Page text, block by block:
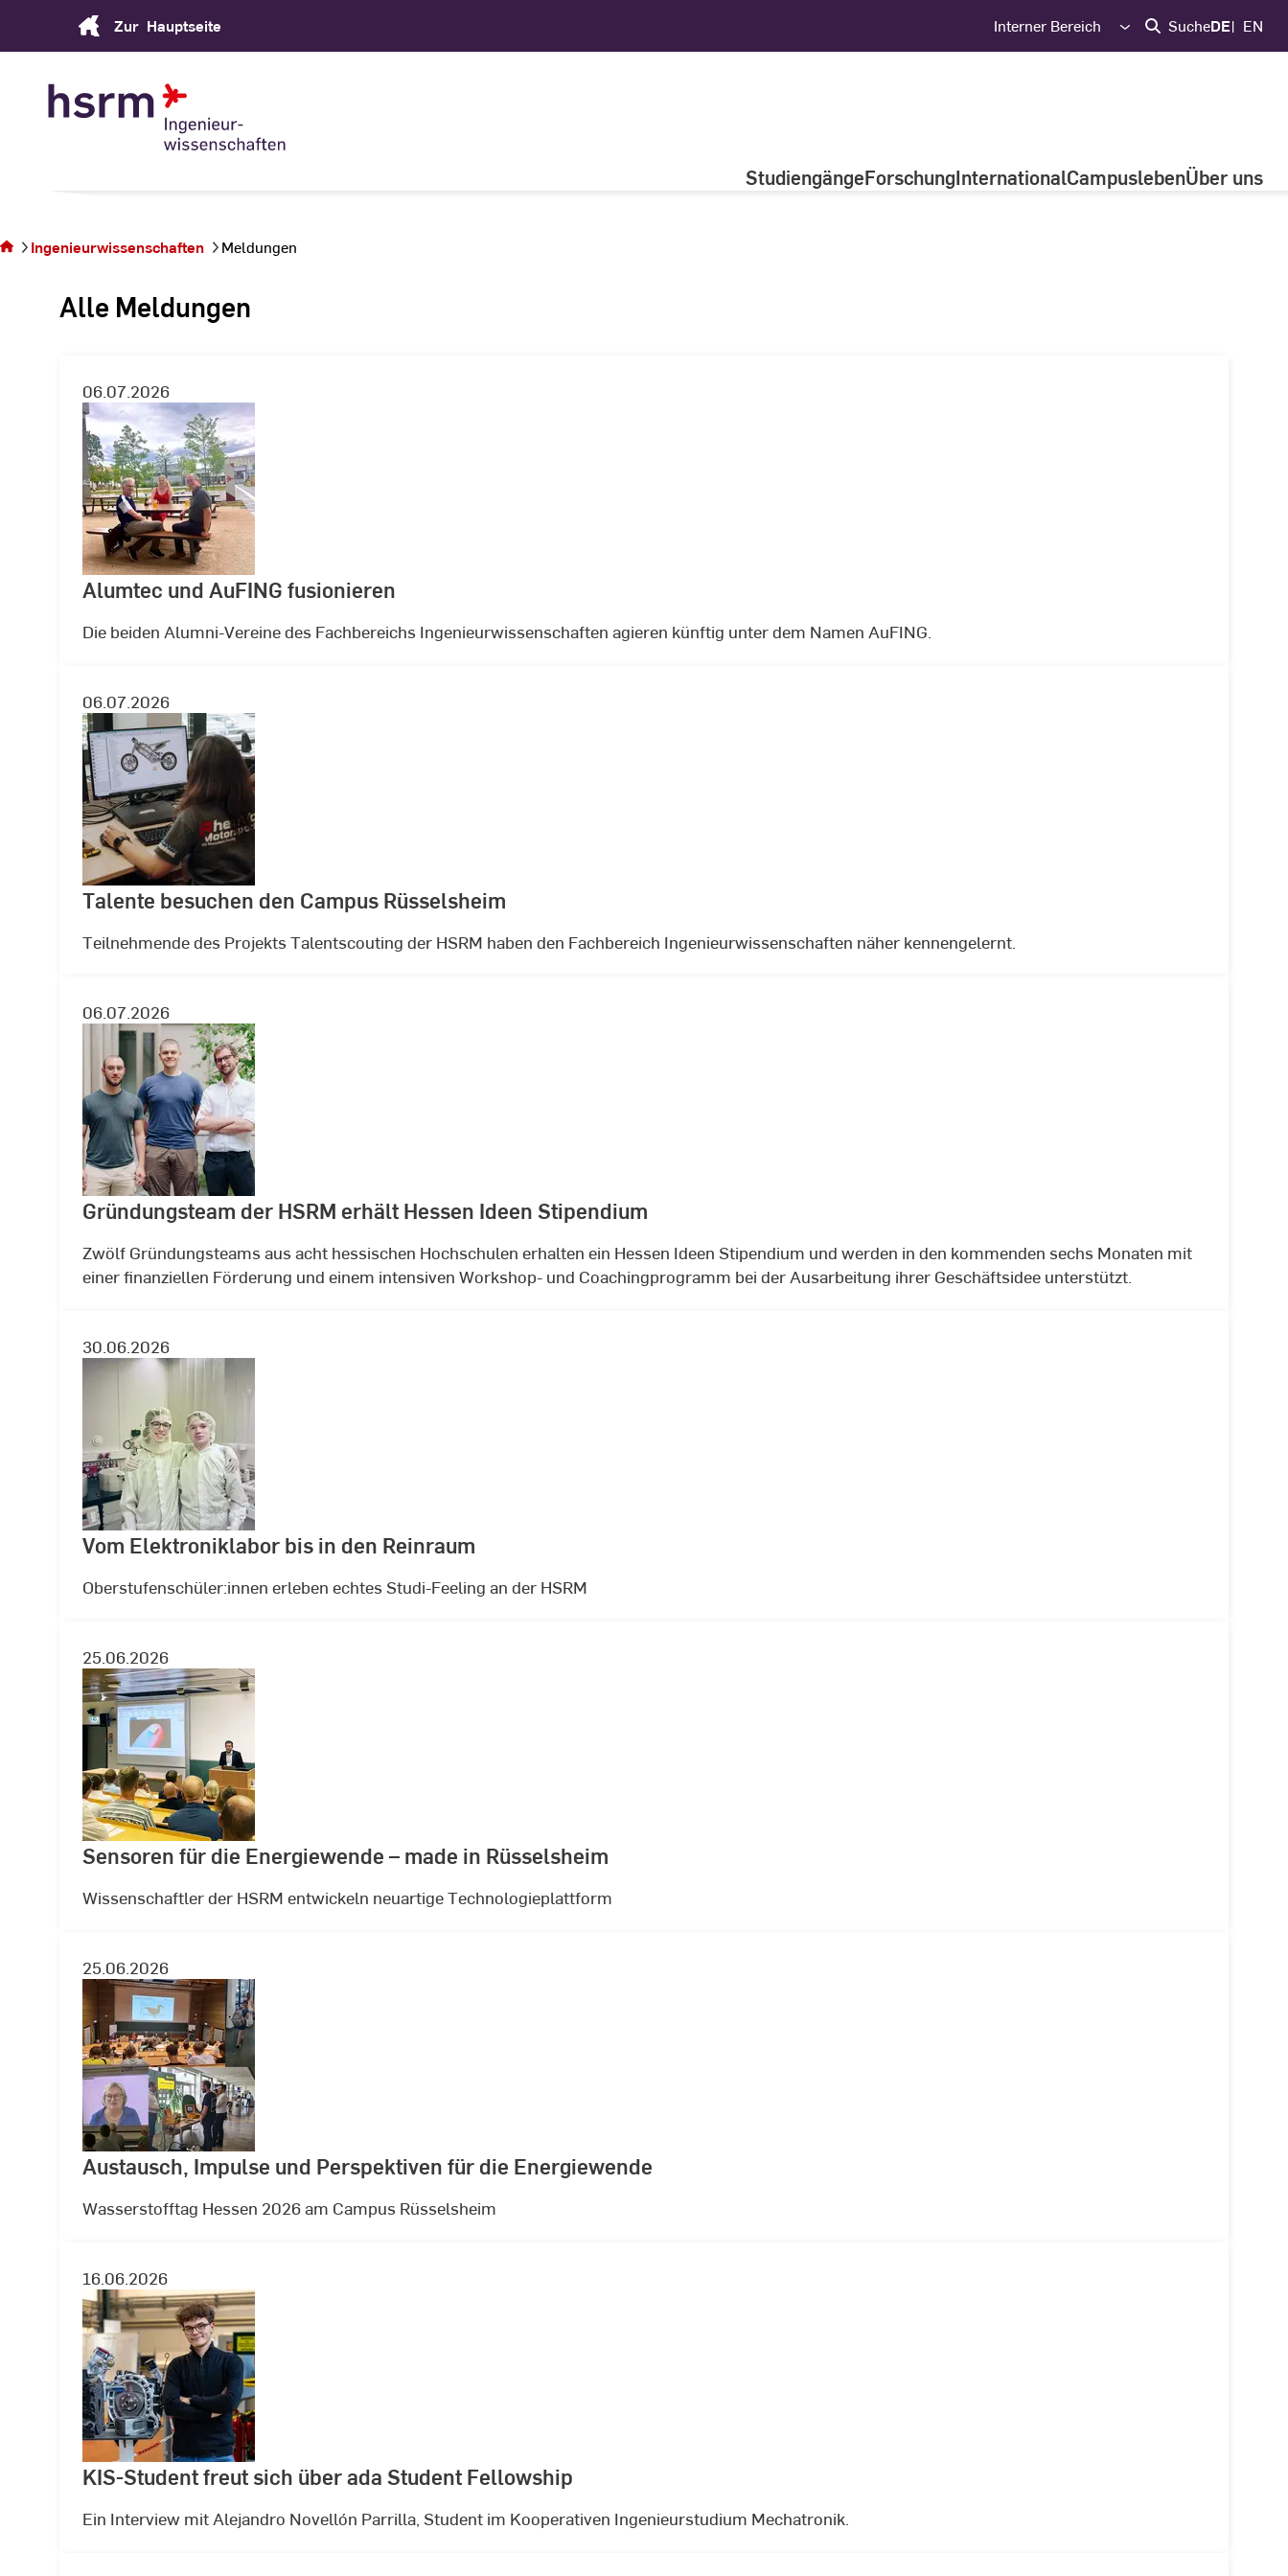
Zur Hauptseite Interner Bereich SucheDE EN
StudiengängeForschungInternationalCampuslebenÜber uns
sich aufIngenieurwissenschaften Meldungen
Alle Meldungen
06.07.2026
Alumtec und AuFING fusionieren
Die beiden Alumni-Vereine des Fachbereichs Ingenieurwissenschaften agieren künftig unter dem Namen AuFING.
06.07.2026
Talente besuchen den Campus Rüsselsheim
Teilnehmende des Projekts Talentscouting der HSRM haben den Fachbereich Ingenieurwissenschaften näher kennengelernt.
06.07.2026
Gründungsteam der HSRM erhält Hessen Ideen Stipendium
Zwölf Gründungsteams aus acht hessischen Hochschulen erhalten ein Hessen Ideen Stipendium und werden in den kommenden sechs Monaten mit
einer finanziellen Förderung und einem intensiven Workshop- und Coachingprogramm bei der Ausarbeitung ihrer Geschäftsidee unterstützt.
30.06.2026
Vom Elektroniklabor bis in den Reinraum
Oberstufenschüler:innen erleben echtes Studi-Feeling an der HSRM
25.06.2026
Sensoren für die Energiewende – made in Rüsselsheim
Wissenschaftler der HSRM entwickeln neuartige Technologieplattform
25.06.2026
Austausch, Impulse und Perspektiven für die Energiewende
Wasserstofftag Hessen 2026 am Campus Rüsselsheim
16.06.2026
KIS-Student freut sich über ada Student Fellowship
Ein Interview mit Alejandro Novellón Parrilla, Student im Kooperativen Ingenieurstudium Mechatronik.